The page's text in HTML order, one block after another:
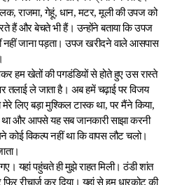
राजमा, गेहूं, धान, मटर, मूली की उपज को
हैं और बेचते भी हैं। उन्होंने बताया कि उपज
जाना पड़ता। उपज खरीदने वाले आसपास
हम खेतों की पगडंडियों से होते हुए उस रास्ते
तलाई ले जाता है। अब हमें चढ़ाई पर विजय
लिए बड़ा मुश्किल टास्क था, पर मैंने किया,
था और आपसे यह सब जानकारी साझा करनी
कोई विकल्प नहीं था कि वापस लौट चलो।
यहां पहुंचते ही मुझे राहत मिली। ठंडी शांत
रीचार्ज कर दिया। यहां से हम धारकोट की